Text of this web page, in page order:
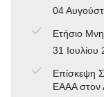
04
Ετήσιο
31 Ιουλίου
Επίσκεψη
ΕΑΑΑ